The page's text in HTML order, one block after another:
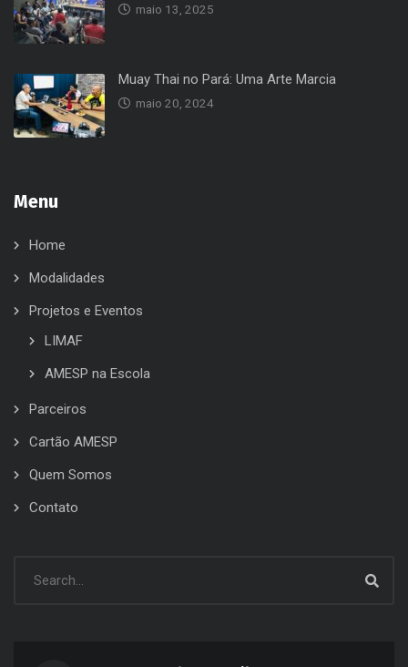
maio 13, 2025
Muay Thai no Pará: Uma Arte Marcia
maio 20, 2024
Menu
Home
Modalidades
Projetos e Eventos
LIMAF
AMESP na Escola
Parceiros
Cartão AMESP
Quem Somos
Contato